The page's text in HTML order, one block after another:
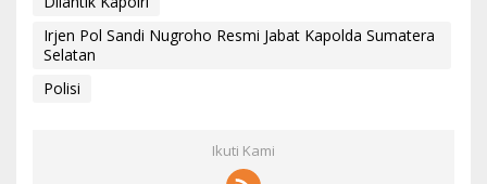
Irjen Pol Sandi Nugroho Resmi Jabat Kapolda Sumatera
Selatan
Polisi
Ikuti Kami